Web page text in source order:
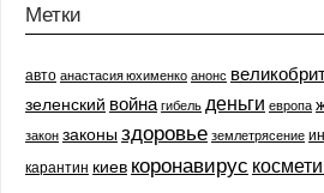
Метки
авто анастасия юхименко анонс
зеленский война гибель деньги европа
закон законыздоровье землетрясение
карантин киев коронавирус